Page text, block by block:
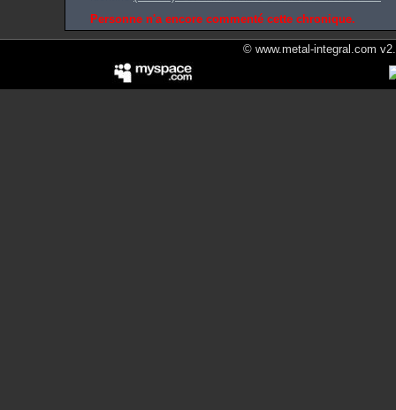
Personne n'a encore commenté cette chronique.
© www.metal-integral.com